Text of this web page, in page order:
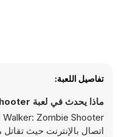
تفاصيل اللعبة:
ماذا يحدث في لعبة Dead Walker: Zombie Shooter؟
اتصال بالإنترنت حيث